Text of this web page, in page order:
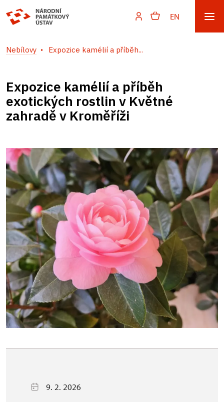
EN
Nebílovy Expozice kamélií a příběh...
Expozice kamélií a příběh
exotických rostlin v Květné
zahradě v Kroměříži
9. 2. 2026